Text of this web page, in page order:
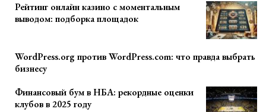
Рейтинг онлайн казино с моментальным
выводом: подборка площадок
WordPress.org против WordPress.com: что правда выбрать
бизнесу
Финансовый бум в НБА: рекордные оценки
клубов в 2025 году